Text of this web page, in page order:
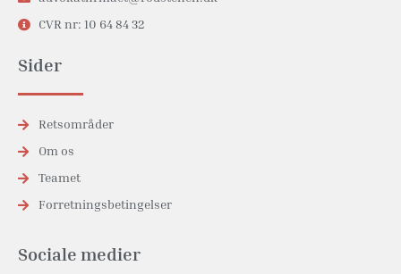
CVR nr: 10 64 84 32
Sider
Retsområder
Om os
Teamet
Forretningsbetingelser
Sociale medier